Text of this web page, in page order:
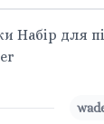
Набір для